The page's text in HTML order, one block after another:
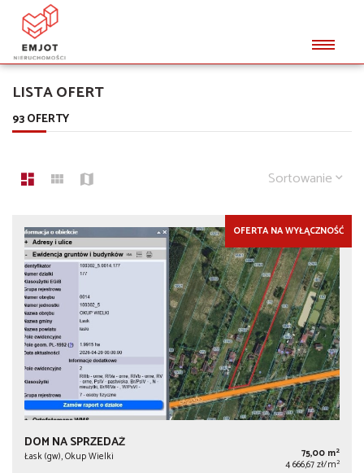
LISTA OFERT
93 OFERTY
Sortowanie
OFERTA NA WYŁĄCZNOŚĆ
DOM NA SPRZEDAŻ
Łask (gw), Okup Wielki 75,00 m2
4 666,67 zł/m2